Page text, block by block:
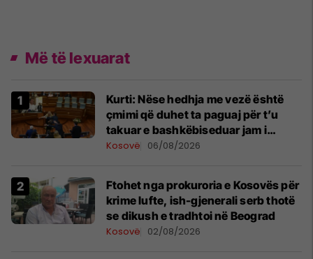
Më të lexuarat
Kurti: Nëse hedhja me vezë është
çmimi që duhet ta paguaj për t’u
takuar e bashkëbiseduar jam i
lumtur ta bëj këtë
Kosovë 06/08/2026
Ftohet nga prokuroria e Kosovës për
krime lufte, ish-gjenerali serb thotë
se dikush e tradhtoi në Beograd
Kosovë 02/08/2026